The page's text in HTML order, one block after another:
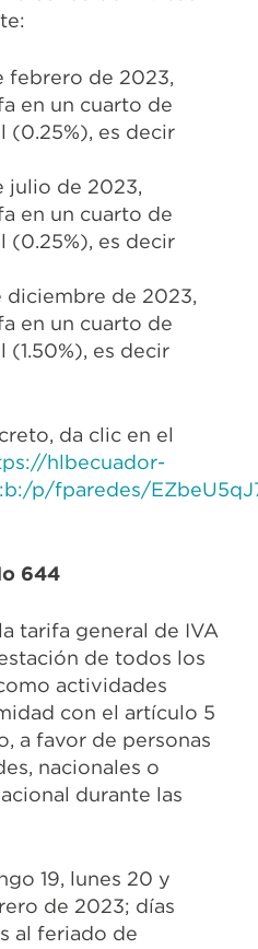
febrero de 2023,
en un cuarto de
(0.25%), es decir
julio de 2023,
en un cuarto de
(0.25%), es decir
diciembre de 2023,
en un cuarto de
es decir
da clic en el
hlbecuador-
p/fparedes/
644
tarifa general de IVA
de todos los
actividades
con el artículo 5
a favor de personas
nacionales o
durante las
19, lunes 20 y
de 2023; días
al feriado de